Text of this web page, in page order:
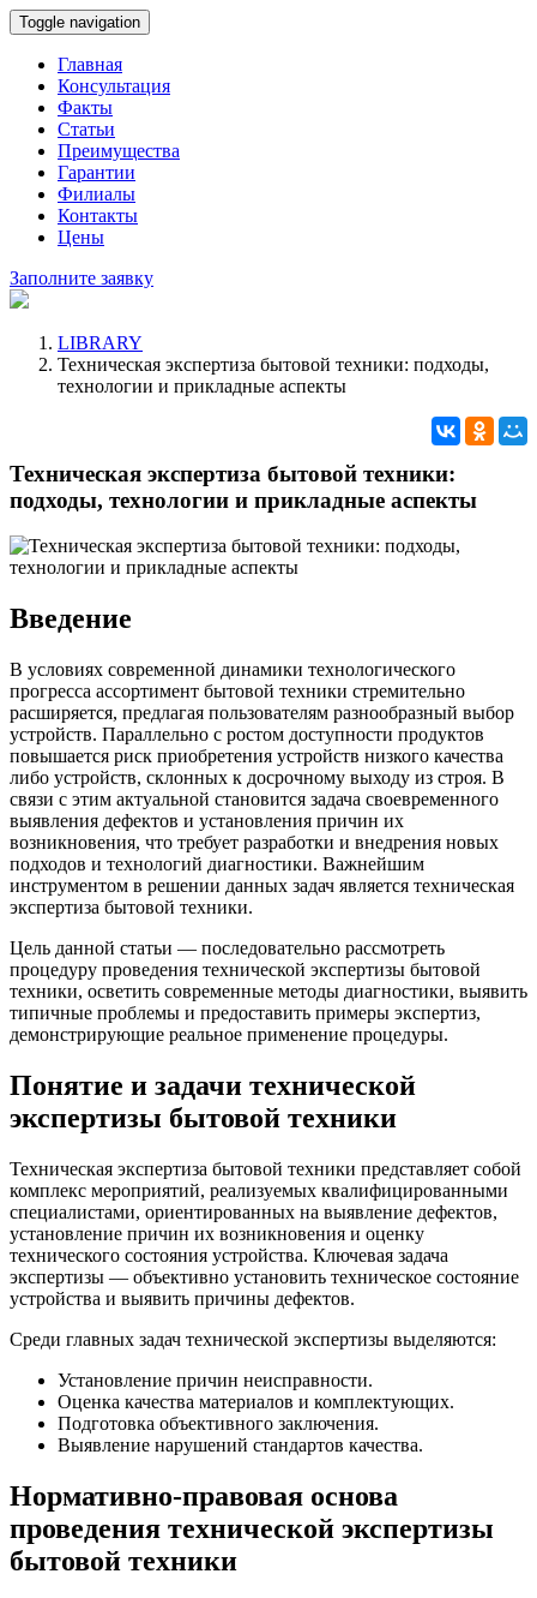
Toggle navigation
Главная
Консультация
Факты
Статьи
Преимущества
Гарантии
Филиалы
Контакты
Цены
Заполните заявку
LIBRARY
Техническая экспертиза бытовой техники: подходы,
технологии и прикладные аспекты
Техническая экспертиза бытовой техники:
подходы, технологии и прикладные аспекты
Введение
В условиях современной динамики технологического
прогресса ассортимент бытовой техники стремительно
расширяется, предлагая пользователям разнообразный выбор
устройств. Параллельно с ростом доступности продуктов
повышается риск приобретения устройств низкого качества
либо устройств, склонных к досрочному выходу из строя. В
связи с этим актуальной становится задача своевременного
выявления дефектов и установления причин их
возникновения, что требует разработки и внедрения новых
подходов и технологий диагностики. Важнейшим
инструментом в решении данных задач является техническая
экспертиза бытовой техники.
Цель данной статьи — последовательно рассмотреть
процедуру проведения технической экспертизы бытовой
техники, осветить современные методы диагностики, выявить
типичные проблемы и предоставить примеры экспертиз,
демонстрирующие реальное применение процедуры.
Понятие и задачи технической
экспертизы бытовой техники
Техническая экспертиза бытовой техники представляет собой
комплекс мероприятий, реализуемых квалифицированными
специалистами, ориентированных на выявление дефектов,
установление причин их возникновения и оценку
технического состояния устройства. Ключевая задача
экспертизы — объективно установить техническое состояние
устройства и выявить причины дефектов.
Среди главных задач технической экспертизы выделяются:
Установление причин неисправности.
Оценка качества материалов и комплектующих.
Подготовка объективного заключения.
Выявление нарушений стандартов качества.
Нормативно-правовая основа
проведения технической экспертизы
бытовой техники